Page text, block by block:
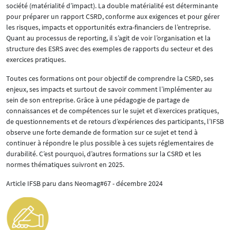
société (matérialité d’impact). La double matérialité est déterminante
pour préparer un rapport CSRD, conforme aux exigences et pour gérer
les risques, impacts et opportunités extra-financiers de l’entreprise.
Quant au processus de reporting, il s’agit de voir l’organisation et la
structure des ESRS avec des exemples de rapports du secteur et des
exercices pratiques.
Toutes ces formations ont pour objectif de comprendre la CSRD, ses
enjeux, ses impacts et surtout de savoir comment l’implémenter au
sein de son entreprise. Grâce à une pédagogie de partage de
connaissances et de compétences sur le sujet et d’exercices pratiques,
de questionnements et de retours d’expériences des participants, l’IFSB
observe une forte demande de formation sur ce sujet et tend à
continuer à répondre le plus possible à ces sujets réglementaires de
durabilité. C’est pourquoi, d’autres formations sur la CSRD et les
normes thématiques suivront en 2025.
Article IFSB paru dans Neomag#67 - décembre 2024